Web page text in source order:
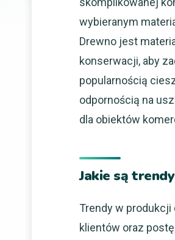
wybieranym
Drewno jest
konserwacji, aby
popularnością
odpornością na
dla obiektów
Jakie są
Trendy w
klientów oraz